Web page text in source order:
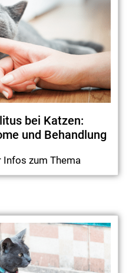
bei Katzen:
und Behandlung
Infos zum Thema